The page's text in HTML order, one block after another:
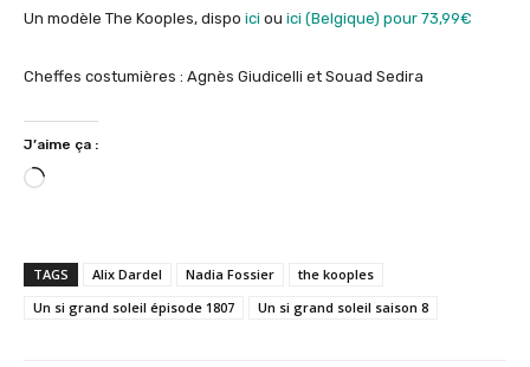
Un modèle The Kooples, dispo ici ou ici (Belgique) pour 73,99€
Cheffes costumières : Agnès Giudicelli et Souad Sedira
J’aime ça :
C
r
g
e
TAGS Alix Dardel Nadia Fossier
the kooples
Un si grand soleil épisode 1807
Un si grand soleil saison 8